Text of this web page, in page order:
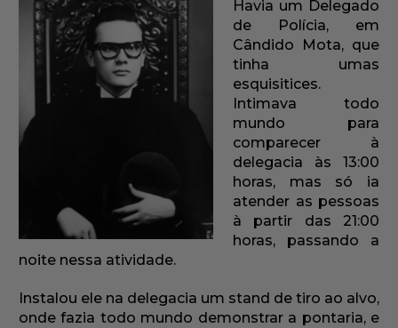
Havia um Delegado
de Polícia, em
Cândido Mota, que
tinha umas
esquisitices.
Intimava todo
mundo para
comparecer à
delegacia às 13:00
horas, mas só ia
atender as pessoas
à partir das 21:00
horas, passando a
noite nessa atividade.
Instalou ele na delegacia um stand de tiro ao alvo,
onde fazia todo mundo demonstrar a pontaria, e